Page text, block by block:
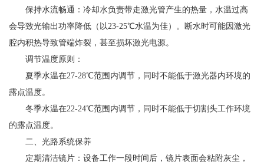
保持水流畅通：冷却水负责带走激光管产生的热量，水温过高
会导致光输出功率降低（以23-25℃水温为佳）。断水时可能因激光
腔内积热导致管端炸裂，甚至损坏激光电源。
调节温度原则：
夏季水温在27-28℃范围内调节，同时不能低于激光器内环境的
露点温度。
冬季水温在22-24℃范围内调节，同时不能低于切割头工作环境
的露点温度。
二、光路系统保养
定期清洁镜片：设备工作一段时间后，镜片表面会粘附灰尘，